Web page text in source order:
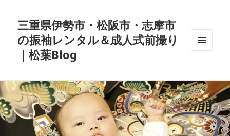
三重県伊勢市・松阪市・志摩市
の振袖レンタル＆成人式前撮り
｜松葉Blog
ット